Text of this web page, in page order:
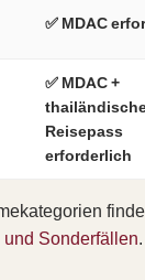
✅ MDAC
✅ MDAC +
Reisepass
erforderlich
Sonderfällen.